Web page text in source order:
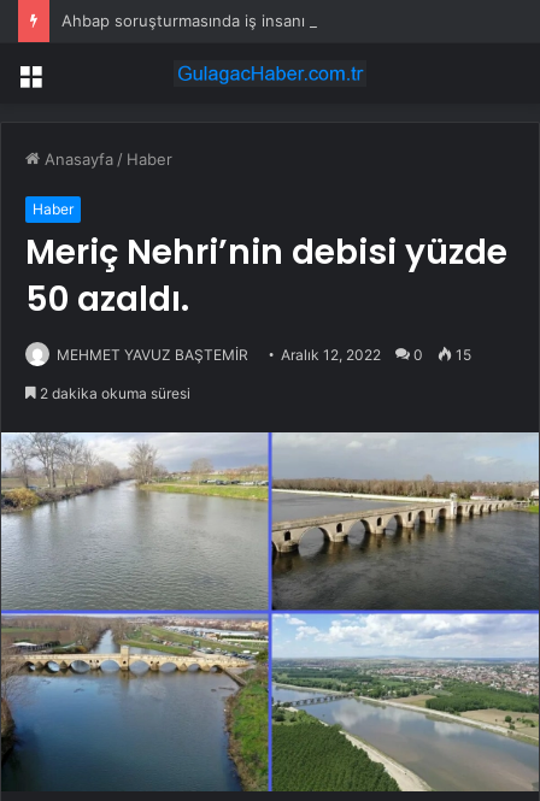
Menü
Anasayfa / Haber
Haber
Meriç Nehri’nin debisi yüzde
50 azaldı.
MEHMET YAVUZ BAŞTEMİR Aralık 12, 2022 0 15
2 dakika okuma süresi